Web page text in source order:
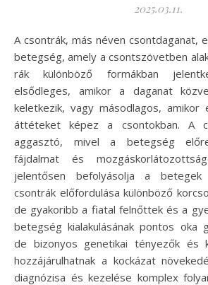
2025.03.11.
A csontrák, más néven csontdaganat, egy ritka, de komoly
betegség, amely a csontszövetben
rák különböző formákban
elsődleges, amikor a daganat
keletkezik, vagy másodlagos, amikor
áttéteket képez a csontokban. A
aggasztó, mivel a betegség
fájdalmat és
jelentősen befolyásolja a betegek
csontrák előfordulása különböző
de gyakoribb a fiatal felnőttek és a
betegség kialakulásának pontos oka
de bizonyos genetikai tényezők és
hozzájárulhatnak a kockázat
diagnózisa és kezelése komplex